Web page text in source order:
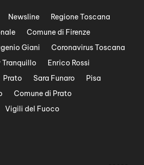
Newsline
Regione Toscana
Comune di Firenze
Giani
Coronavirus Toscana
Enrico Rossi
Prato Sara Funaro
Pisa
Comune di Prato
Vigili del Fuoco